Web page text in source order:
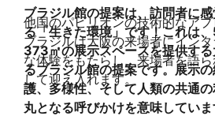
他国のパビリオンの技術的なアプ
ブラジルは大阪の来場者にイン
な体験をもたらし、来場者を語
して迎え入れます。
ブラジル館の提案は、訪問者に
る「生きた環境」です！これは
373㎡の展示スペースを提供す
るブラジル館の提案です。展示
護、多様性、そして人類の共通
丸となる呼びかけを意味していま